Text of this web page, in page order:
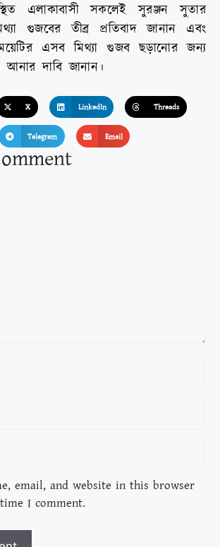
এলাকাবাসী সকলেই সুরঞ্জন সুতার
গুজবের তীব্র প্রতিবাদ জানান এবং
এসব মিথ্যা গুজব ছড়ানোর জন্য
দাবি জানান।
X LinkedIn Threads
Telegram Email
email, and website in this browser
I comment.